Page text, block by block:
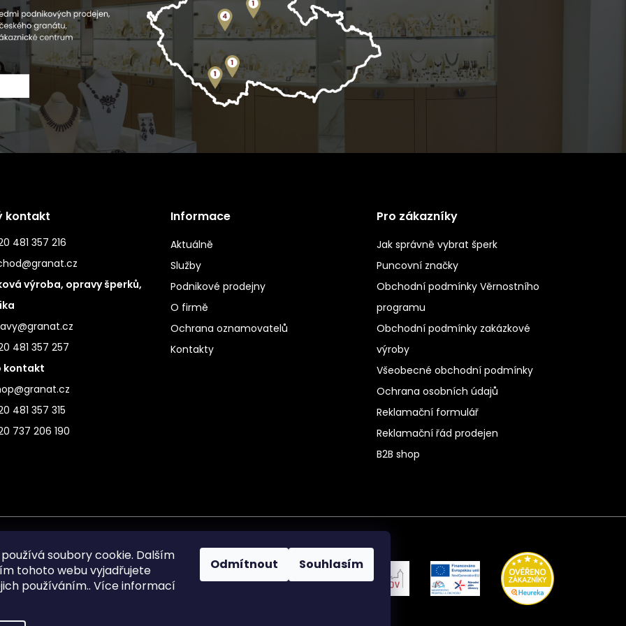
soubory cookie. Dalším
tohoto webu vyjadřujete
používáním.. Více informací
Odmítnout Souhlasím
kontakt
481 357 216
výroba, opravy šperků,
481 357 257
kontakt
481 357 315
737 206 190
Informace
Aktuálně
Služby
Podnikové prodejny
O firmě
Ochrana oznamovatelů
Kontakty
Pro zákazníky
Jak správně vybrat šperk
Puncovní značky
Obchodní podmínky Věrnostního
programu
Obchodní podmínky zakázkové
výroby
Všeobecné obchodní podmínky
Ochrana osobních údajů
Reklamační formulář
Reklamační řád prodejen
B2B shop